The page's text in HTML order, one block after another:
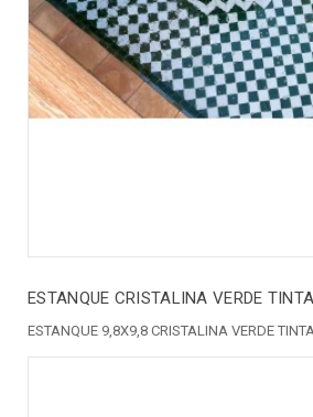
ESTANQUE CRISTALINA VERDE
ESTANQUE 9,8X9,8 CRISTALINA VERDE